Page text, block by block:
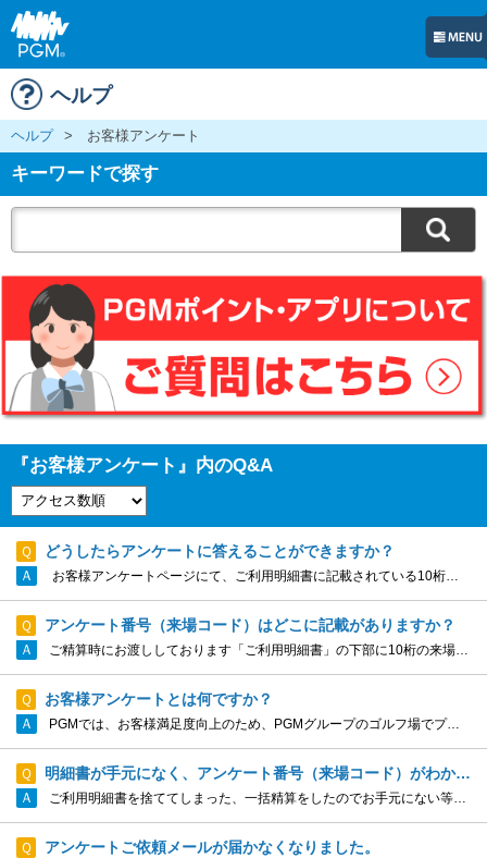
ヘルプ
ヘルプ > お客様アンケート
キーワードで探す
『お客様アンケート』内のQ&A
どうしたらアンケートに答えることができますか？
お客様アンケートページにて、ご利用明細書に記載されている10桁の来場コードを入力し、アンケートに回答するボタンより、手続きを進めてください。 お客様アンケートページはこちら
アンケート番号（来場コード）はどこに記載がありますか？
ご精算時にお渡ししております「ご利用明細書」の下部に10桁の来場コードの記載がございます。 来場コード１つにつき、1回アンケートにお答えいただけます。 アンケートにはこちらからお入りください。 ...
お客様アンケートとは何ですか？
PGMでは、お客様満足度向上のため、PGMグループのゴルフ場でプレーをされたお客様を対象に、アンケートのご協力をお願いしております。 アンケートにお答えいただくには、プレー終了後にお渡ししております、ご利用明細書に記載されている10桁の来場コードが...
明細書が手元になく、アンケート番号（来場コード）がわかりません。
ご利用明細書を捨ててしまった、一括精算をしたのでお手元にない等、アンケート番号（来場コード）がご不明な場合、事務局にてお調べいたします。 お手数ではございますが、画面下の【お問い合わせはこちら】をクリックし、表示されたお問い合わせフォームから...
アンケートご依頼メールが届かなくなりました。